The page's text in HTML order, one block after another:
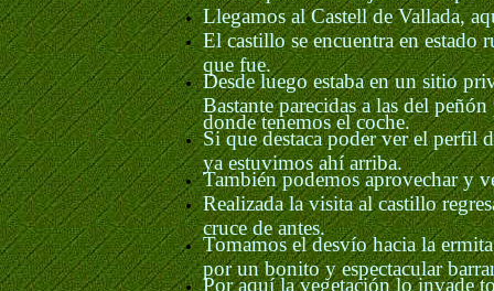
Llegamos al Castell de Vallada,
El castillo se encuentra en estado
que fue.
Desde luego estaba en un sitio
Bastante parecidas a las del
donde tenemos el coche.
Si que destaca poder ver el perfil
ya estuvimos ahí arriba.
También podemos aprovechar y
Realizada la visita al castillo
cruce de antes.
Tomamos el desvío hacia la
por un bonito y espectacular
Por aquí la vegetación lo invade